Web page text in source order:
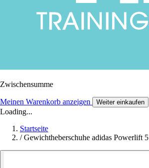
Zwischensumme
Meinen Warenkorb anzeigen Weiter einkaufen
Loading...
Startseite
/ Gewichtheberschuhe adidas Powerlift 5